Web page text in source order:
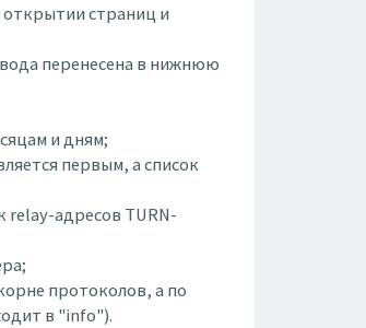
открытии страниц и
перенесена в нижнюю
и дням;
первым, а список
relay-адресов TURN-
протоколов, а по
в "info").